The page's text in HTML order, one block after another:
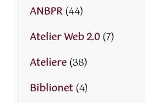
ANBPR(44)
Atelier Web 2.0(7)
Ateliere(38)
Biblionet(4)